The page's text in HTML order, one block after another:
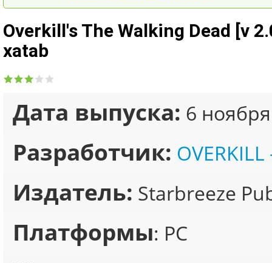
Overkill's The Walking Dead [v
xatab
Дата выпуска: 6
Разработчик:
Издатель: Starbreeze
Платформы: PC